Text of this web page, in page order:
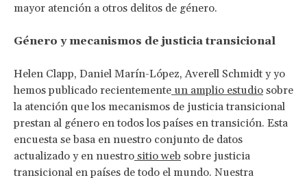
mayor atención a otros delitos de género.
Género y mecanismos de justicia transicional
Helen Clapp, Daniel Marín-López, Averell Schmidt y yo
hemos publicado recientemente un amplio estudio sobre
la atención que los mecanismos de justicia transicional
prestan al género en todos los países en transición. Esta
encuesta se basa en nuestro conjunto de datos
actualizado y en nuestro sitio web sobre justicia
transicional en países de todo el mundo. Nuestra